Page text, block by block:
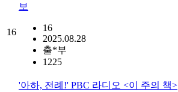
16
보
16
2025.08.28
출*부
1225
'아하, 전례!' PBC 라디오 <이 주의 책>